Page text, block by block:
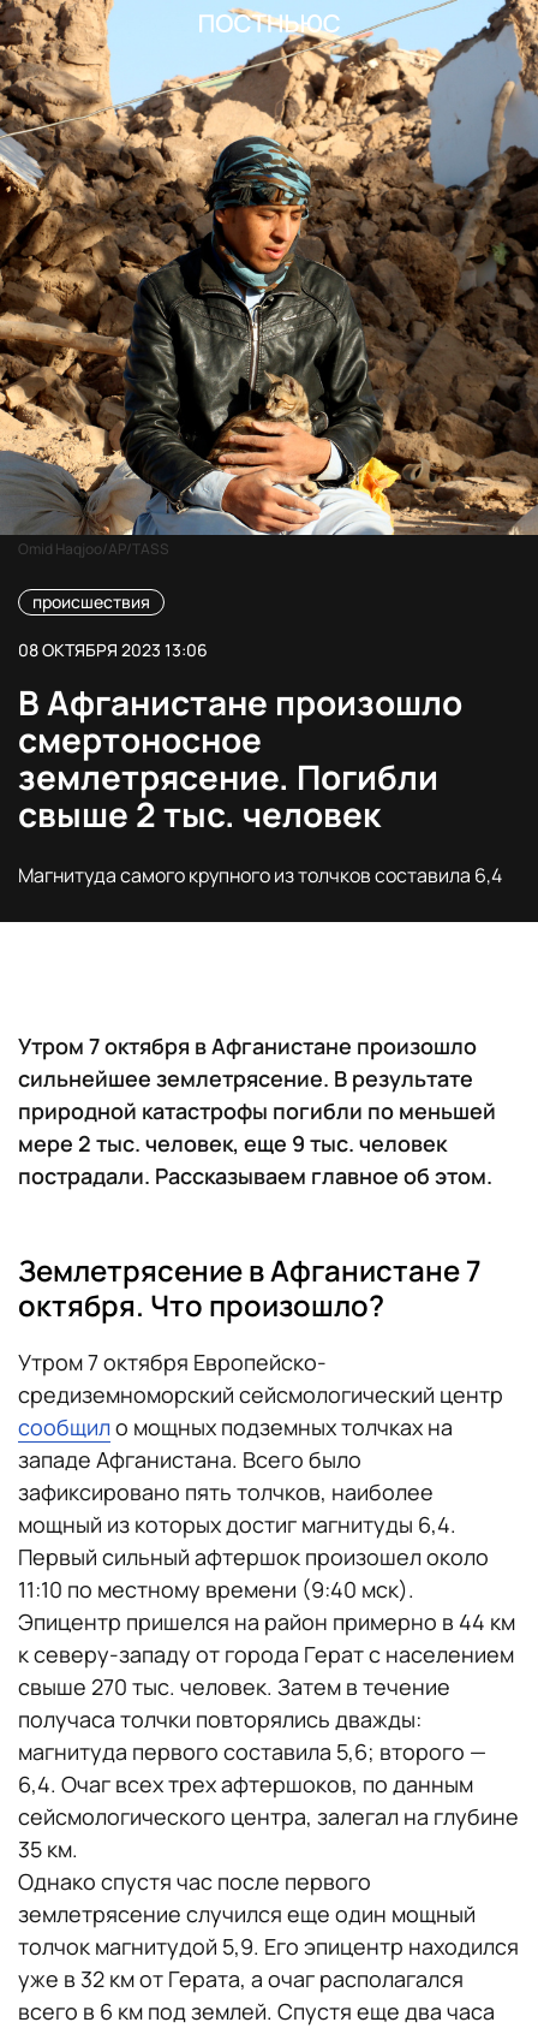
статьи
Omid Haqjoo/AP/TASS
происшествия
08 ОКТЯБРЯ 2023 13:06
В Афганистане произошло
смертоносное
землетрясение. Погибли
свыше 2 тыс. человек
Магнитуда самого крупного из толчков составила 6,4
Утром 7 октября в Афганистане произошло
сильнейшее землетрясение. В результате
природной катастрофы погибли по меньшей
мере 2 тыс. человек, еще 9 тыс. человек
пострадали. Рассказываем главное об этом.
Землетрясение в Афганистане 7
октября. Что произошло?
Утром 7 октября Европейско-
средиземноморский сейсмологический центр
сообщило мощных подземных толчках на
западе Афганистана. Всего было
зафиксировано пять толчков, наиболее
мощный из которых достиг магнитуды 6,4.
Первый сильный афтершок произошел около
11:10 по местному времени (9:40 мск).
Эпицентр пришелся на район примерно в 44 км
к северу-западу от города Герат с населением
свыше 270 тыс. человек. Затем в течение
получаса толчки повторялись дважды:
магнитуда первого составила 5,6; второго —
6,4. Очаг всех трех афтершоков, по данным
сейсмологического центра, залегал на глубине
35 км.
Однако спустя час после первого
землетрясение случился еще один мощный
толчок магнитудой 5,9. Его эпицентр находился
уже в 32 км от Герата, а очаг располагался
всего в 6 км под землей. Спустя еще два часа
Число жертв землетрясения в Марокко увеличилось